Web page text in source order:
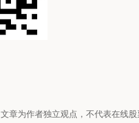
文章为作者独立观点，不代表在线